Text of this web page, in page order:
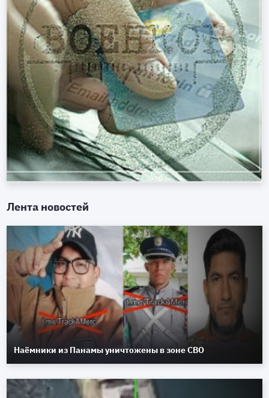
Лента новостей
Наёмники из Панамы уничтожены в зоне СВО